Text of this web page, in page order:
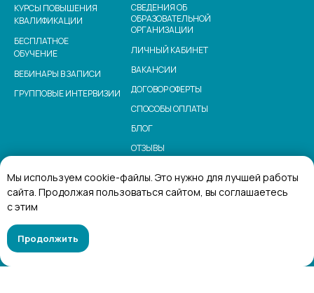
СВЕДЕНИЯ ОБ
ОБРАЗОВАТЕЛЬНОЙ
ОРГАНИЗАЦИИ
БЕСПЛАТНОЕ
ОБУЧЕНИЕ
КУРСЫ ПОВЫШЕНИЯ
КВАЛИФИКАЦИИ
ЛИЧНЫЙ КАБИНЕТ
Согласие на обработку
персональных данных
Политика конфиденциальности
ВАКАНСИИ
СПОСОБЫ ОПЛАТЫ
БЛОГ
НАЛОГОВЫЙ ВЫЧЕТ
ОТЗЫВЫ
ДОГОВОР ОФЕРТЫ
ВЕБИНАРЫ В ЗАПИСИ
ГРУППОВЫЕ ИНТЕРВИЗИИ
Мы используем cookie-файлы. Это нужно для лучшей работы
сайта. Продолжая пользоваться сайтом, вы соглашаетесь
с этим
Продолжить